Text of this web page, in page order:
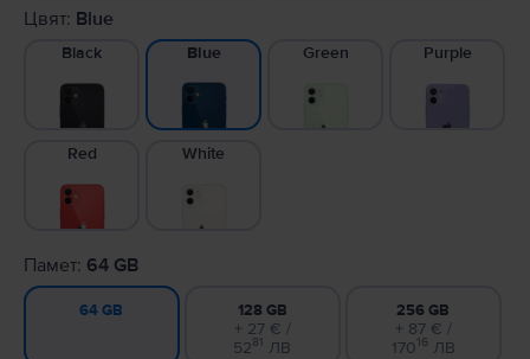
Цвят: Blue
Black Blue Green Purple
Red White
Памет: 64 GB
64 GB 128 GB
+ 27 € /
5281 ЛВ
256 GB
+ 87 € /
17016ЛВ